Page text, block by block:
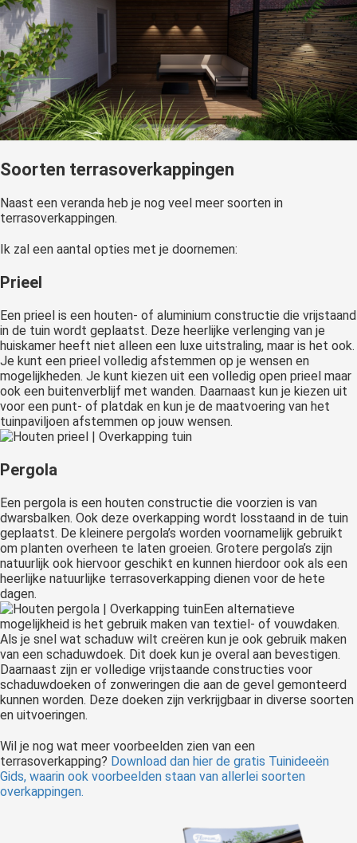
Soorten terrasoverkappingen
Naast een veranda heb je nog veel meer soorten in
terrasoverkappingen.
Ik zal een aantal opties met je doornemen:
Prieel
Een prieel is een houten- of aluminium constructie die vrijstaand
in de tuin wordt geplaatst. Deze heerlijke verlenging van je
huiskamer heeft niet alleen een luxe uitstraling, maar is het ook.
Je kunt een prieel volledig afstemmen op je wensen en
mogelijkheden. Je kunt kiezen uit een volledig open prieel maar
ook een buitenverblijf met wanden. Daarnaast kun je kiezen uit
voor een punt- of platdak en kun je de maatvoering van het
tuinpaviljoen afstemmen op jouw wensen.
Pergola
Een pergola is een houten constructie die voorzien is van
dwarsbalken. Ook deze overkapping wordt losstaand in de tuin
geplaatst. De kleinere pergola’s worden voornamelijk gebruikt
om planten overheen te laten groeien. Grotere pergola’s zijn
natuurlijk ook hiervoor geschikt en kunnen hierdoor ook als een
heerlijke natuurlijke terrasoverkapping dienen voor de hete
dagen.
Een alternatieve
mogelijkheid is het gebruik maken van textiel- of vouwdaken.
Als je snel wat schaduw wilt creëren kun je ook gebruik maken
van een schaduwdoek. Dit doek kun je overal aan bevestigen.
Daarnaast zijn er volledige vrijstaande constructies voor
schaduwdoeken of zonweringen die aan de gevel gemonteerd
kunnen worden. Deze doeken zijn verkrijgbaar in diverse soorten
en uitvoeringen.
Wil je nog wat meer voorbeelden zien van een
terrasoverkapping? Download dan hier de gratis Tuinideeën
Gids, waarin ook voorbeelden staan van allerlei soorten
overkappingen.